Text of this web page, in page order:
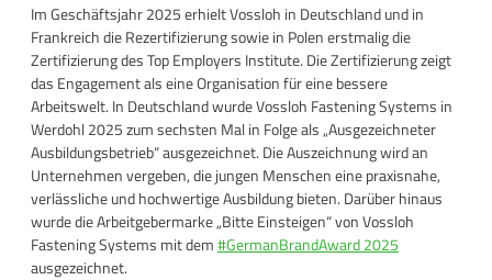
Im Geschäftsjahr 2025 erhielt Vossloh in Deutschland und in
Frankreich die Rezertifizierung sowie in Polen erstmalig die
Zertifizierung des Top Employers Institute. Die Zertifizierung zeigt
das Engagement als eine Organisation für eine bessere
Arbeitswelt. In Deutschland wurde Vossloh Fastening Systems in
Werdohl 2025 zum sechsten Mal in Folge als „Ausgezeichneter
Ausbildungsbetrieb“ ausgezeichnet. Die Auszeichnung wird an
Unternehmen vergeben, die jungen Menschen eine praxisnahe,
verlässliche und hochwertige Ausbildung bieten. Darüber hinaus
wurde die Arbeitgebermarke „Bitte Einsteigen“ von Vossloh
Fastening Systems mit dem#GermanBrandAward 2025
ausgezeichnet.